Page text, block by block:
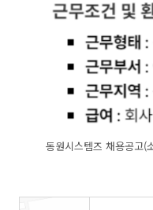
동원시스템즈 채용공고(